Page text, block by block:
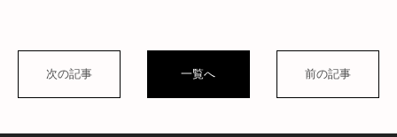
次の記事 一覧へ 前の記事